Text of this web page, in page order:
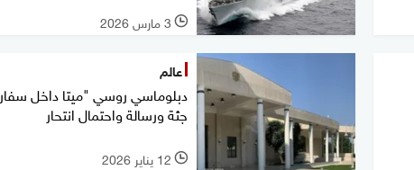
l 3 مارس 2026
عالم
دبلوماسي روسي "ميتا داخل
جثة ورسالة واحتمال انتحار
l 12 يناير 2026